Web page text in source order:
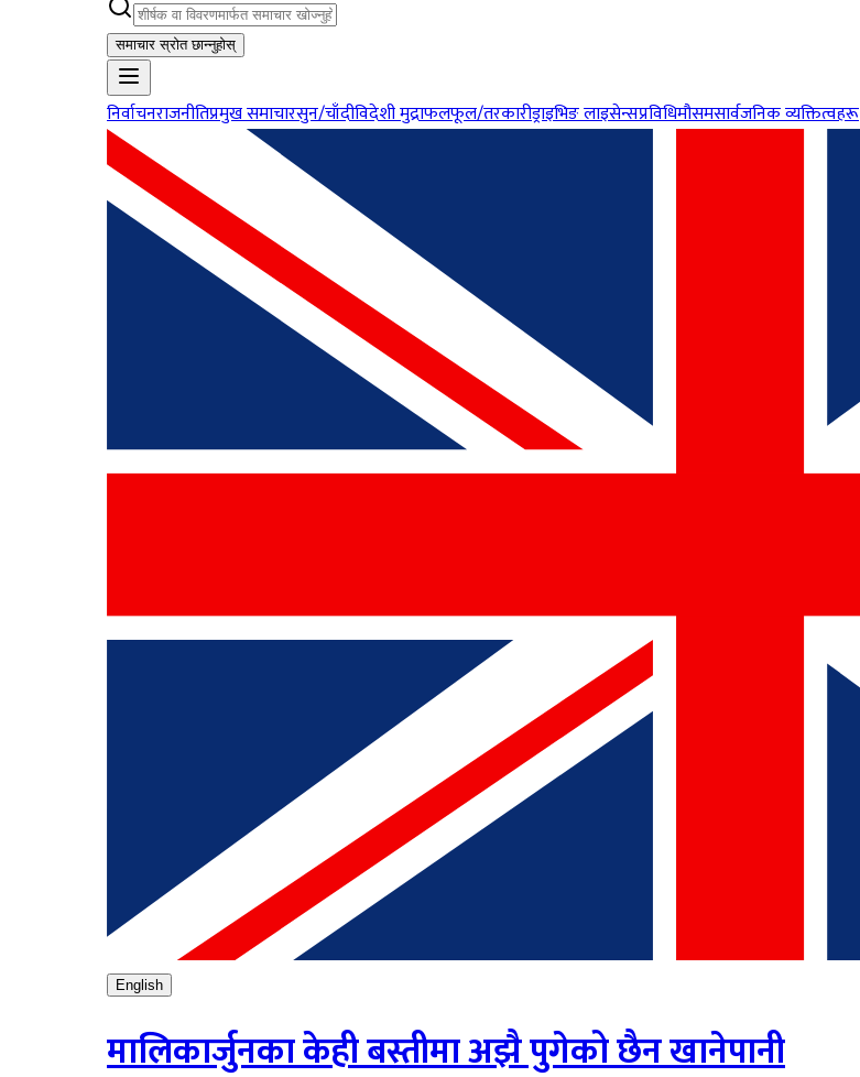
समाचार स्रोत छान्नुहोस्
निर्वाचनराजनीतिप्रमुख समाचारसुन/चाँदीविदेशी मुद्राफलफूल/तरकारीड्राइभिङ लाइसेन्सप्रविधिमौसमसार्वजनिक व्यक्तित्वहरू
English
मालिकार्जुनका केही बस्तीमा अझै पुगेको छैन खानेपानी